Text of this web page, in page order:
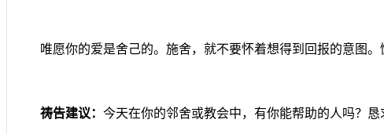
唯愿你的爱是舍己的。施舍，就不要怀着想得到回报的意图
祷告建议：今天在你的邻舍或教会中，有你能帮助的人吗？